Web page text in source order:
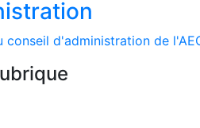
conseil d'administration de